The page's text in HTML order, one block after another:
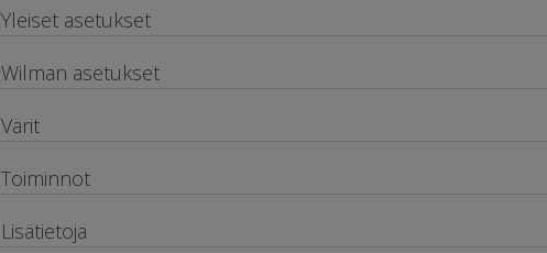
Yleiset asetukset
Wilman asetukset
Värit
Toiminnot
Lisätietoja